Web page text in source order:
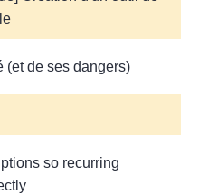
(et de ses dangers)
so recurring